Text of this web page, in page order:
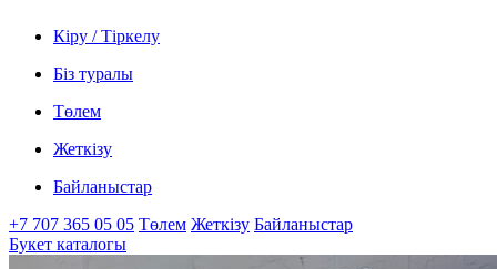
Кіру / Тіркелу
Біз туралы
Төлем
Жеткізу
Байланыстар
+7 707 365 05 05 Төлем Жеткізу Байланыстар
Букет каталогы